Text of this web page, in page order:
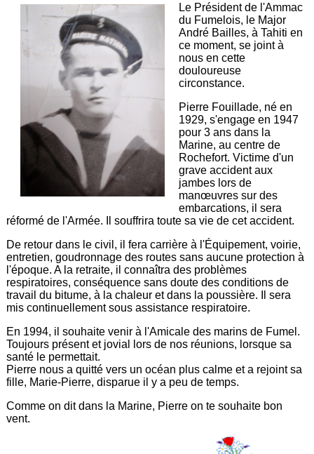
Le Président de l'Ammac
du Fumelois, le Major
André Bailles, à Tahiti en
ce moment, se joint à
nous en cette
douloureuse
circonstance.
Pierre Fouillade, né en
1929, s'engage en 1947
pour 3 ans dans la
Marine, au centre de
Rochefort. Victime d'un
grave accident aux
jambes lors de
manœuvres sur des
embarcations, il sera
réformé de l'Armée. Il souffrira toute sa vie de cet accident.
De retour dans le civil, il fera carrière à l'Équipement, voirie,
entretien, goudronnage des routes sans aucune protection à
l'époque. A la retraite, il connaîtra des problèmes
respiratoires, conséquence sans doute des conditions de
travail du bitume, à la chaleur et dans la poussière. Il sera
mis continuellement sous assistance respiratoire.
En 1994, il souhaite venir à l'Amicale des marins de Fumel.
Toujours présent et jovial lors de nos réunions, lorsque sa
santé le permettait.
Pierre nous a quitté vers un océan plus calme et a rejoint sa
fille, Marie-Pierre, disparue il y a peu de temps.
Comme on dit dans la Marine, Pierre on te souhaite bon
vent.